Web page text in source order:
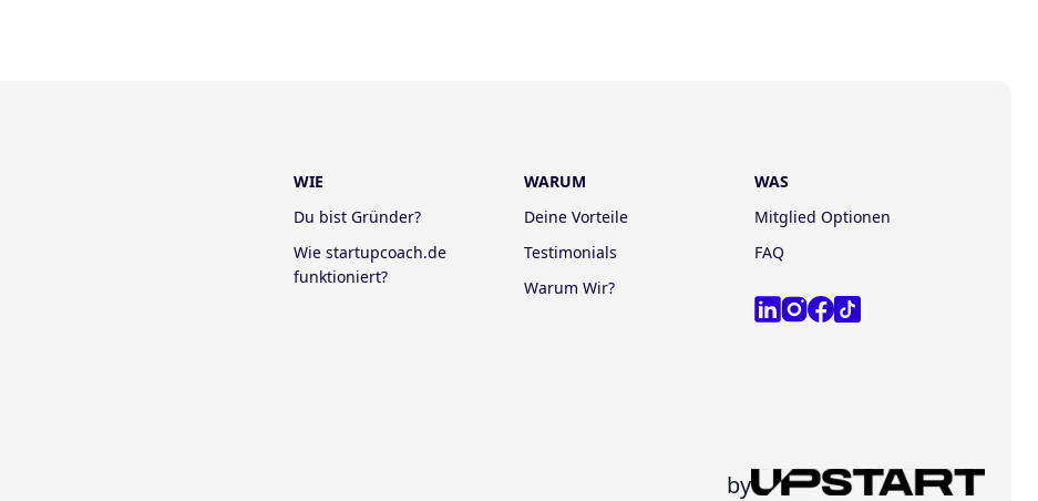
WIE
Du bist Gründer?
Wie startupcoach.de
funktioniert?
WARUM
Deine Vorteile
Testimonials
Warum Wir?
WAS
Mitglied Optionen
FAQ
by